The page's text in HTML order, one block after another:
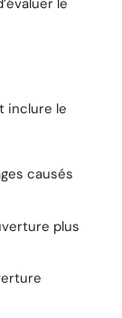
inclure le
causés
plus